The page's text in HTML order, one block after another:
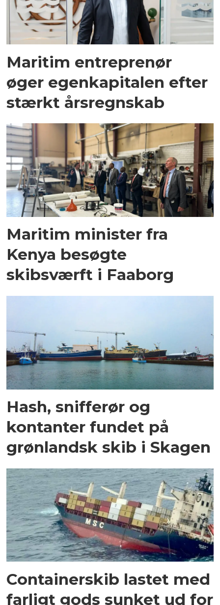
Maritim entreprenør
øger egenkapitalen efter
stærkt årsregnskab
Maritim minister fra
Kenya besøgte
skibsværft i Faaborg
Hash, snifferør og
kontanter fundet på
grønlandsk skib i Skagen
Containerskib lastet med
farligt gods sunket ud for